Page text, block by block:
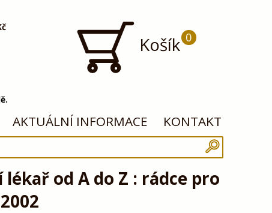
Košík 0
AKTUÁLNÍ INFORMACE KONTAKT
lékař od A do Z : rádce pro